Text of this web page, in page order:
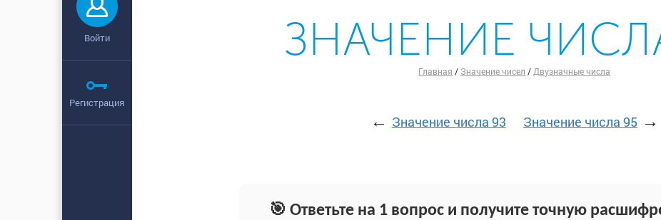
Войти
Регистрация
ЗНАЧЕНИЕ
Главная / Значение чисел / Двузначные числа
← Значение числа 93 Значение числа 95→
🎯 Ответьте на 1 вопрос и получите точную